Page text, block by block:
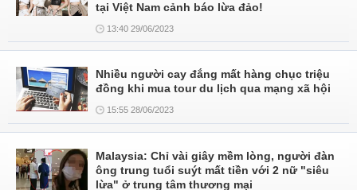
tại Việt Nam cảnh báo lừa đảo!
13:40 29/06/2023
Nhiều người cay đắng mất hàng chục triệu
đồng khi mua tour du lịch qua mạng xã hội
15:55 28/06/2023
Malaysia: Chỉ vài giây mềm lòng, người đàn
ông trung tuổi suýt mất tiền với 2 nữ "siêu
lừa" ở trung tâm thương mại